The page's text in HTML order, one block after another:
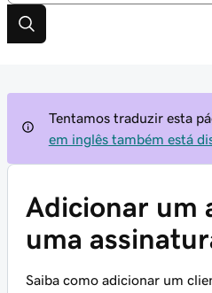
Tentamos traduzir esta
em inglês também está
Adicionar um
uma
Saiba como adicionar um